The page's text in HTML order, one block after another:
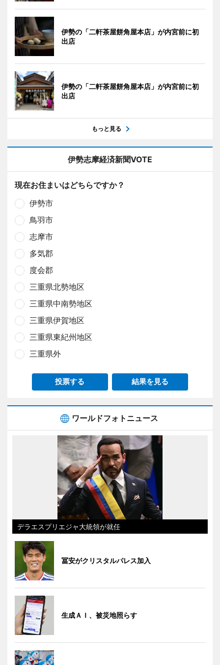
伊勢の「二軒茶屋餅角屋本店」が内宮前に初
出店
伊勢の「二軒茶屋餅角屋本店」が内宮前に初
出店
もっと見る
伊勢志摩経済新聞VOTE
現在お住まいはどちらですか？
伊勢市
鳥羽市
志摩市
多気郡
度会郡
三重県北勢地区
三重県中南勢地区
三重県伊賀地区
三重県東紀州地区
三重県外
投票する 結果を見る
ワールドフォトニュース
デラエスプリエジャ大統領が就任
冨安がクリスタルパレス加入
生成ＡＩ、被災地照らす